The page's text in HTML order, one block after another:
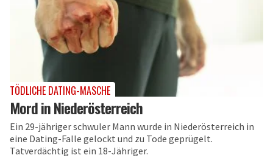
TÖDLICHE DATING-MASCHE
Mord in Niederösterreich
Ein 29-jähriger schwuler Mann wurde in Niederösterreich in
eine Dating-Falle gelockt und zu Tode geprügelt.
Tatverdächtig ist ein 18-Jähriger.